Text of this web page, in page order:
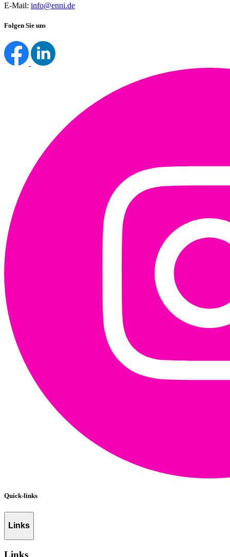
E-Mail: info@enni.de
Folgen Sie uns
Quick-links
Links